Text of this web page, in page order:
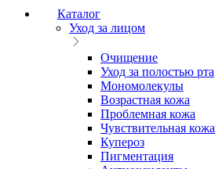
Каталог
Уход за лицом
Очищение
Уход за полостью рта
Мономолекулы
Возрастная кожа
Проблемная кожа
Чувствительная кожа
Купероз
Пигментация